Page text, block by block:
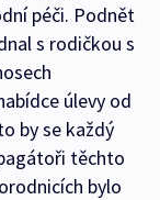
péči. Podnět
s rodičkou s
úlevy od
by se každý
těchto
bylo